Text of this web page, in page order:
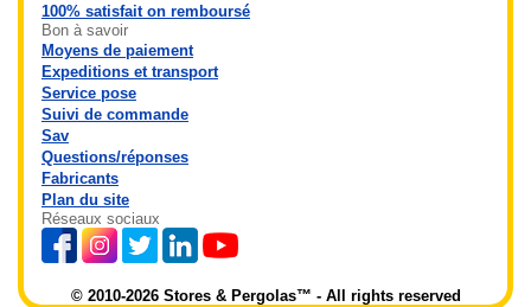
100% satisfait on remboursé
Bon à savoir
Moyens de paiement
Expeditions et transport
Service pose
Suivi de commande
Sav
Questions/réponses
Fabricants
Plan du site
Réseaux sociaux
© 2010-2026 Stores & Pergolas™ - All rights reserved